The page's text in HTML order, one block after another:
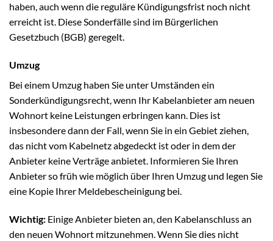
haben, auch wenn die reguläre Kündigungsfrist noch nicht
erreicht ist. Diese Sonderfälle sind im Bürgerlichen
Gesetzbuch (BGB) geregelt.
Umzug
Bei einem Umzug haben Sie unter Umständen ein
Sonderkündigungsrecht, wenn Ihr Kabelanbieter am neuen
Wohnort keine Leistungen erbringen kann. Dies ist
insbesondere dann der Fall, wenn Sie in ein Gebiet ziehen,
das nicht vom Kabelnetz abgedeckt ist oder in dem der
Anbieter keine Verträge anbietet. Informieren Sie Ihren
Anbieter so früh wie möglich über Ihren Umzug und legen Sie
eine Kopie Ihrer Meldebescheinigung bei.
Wichtig: Einige Anbieter bieten an, den Kabelanschluss an
den neuen Wohnort mitzunehmen. Wenn Sie dies nicht